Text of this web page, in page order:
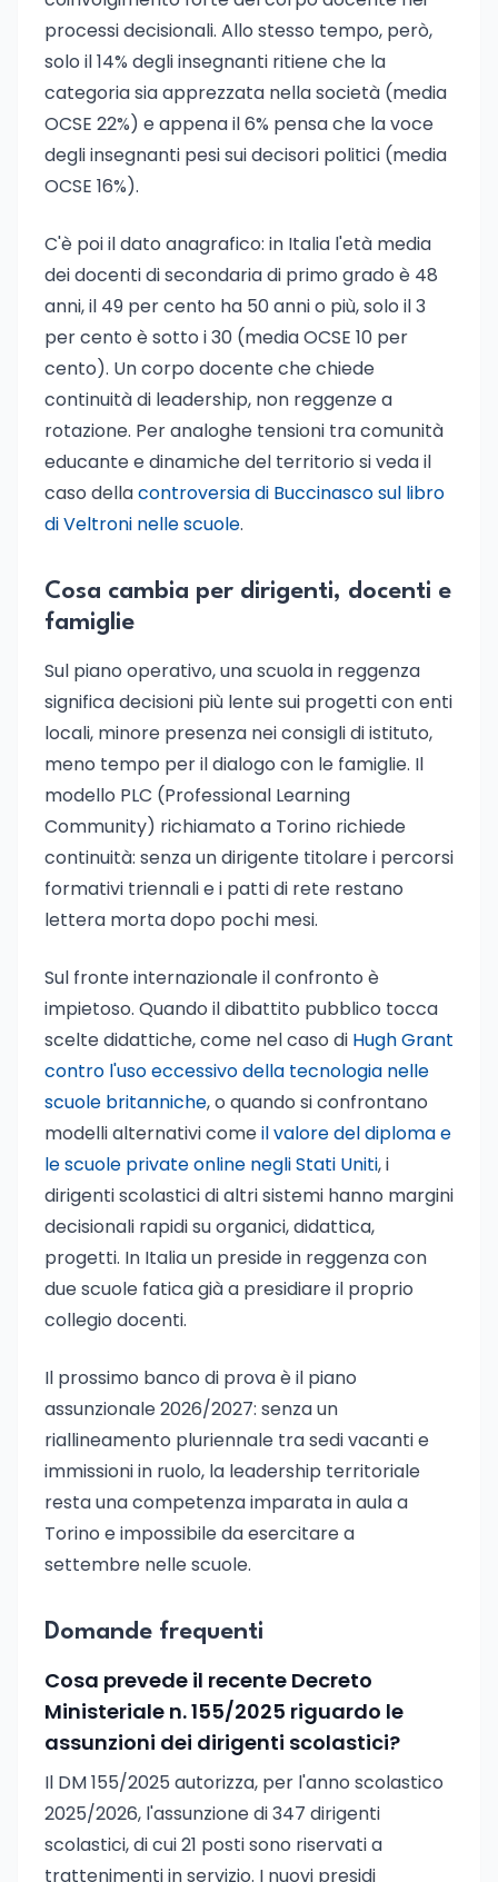
processi decisionali. Allo stesso tempo, però,
solo il 14% degli insegnanti ritiene che la
categoria sia apprezzata nella società (media
OCSE 22%) e appena il 6% pensa che la voce
degli insegnanti pesi sui decisori politici (media
OCSE 16%).
C'è poi il dato anagrafico: in Italia l'età media
dei docenti di secondaria di primo grado è 48
anni, il 49 per cento ha 50 anni o più, solo il 3
per cento è sotto i 30 (media OCSE 10 per
cento). Un corpo docente che chiede
continuità di leadership, non reggenze a
rotazione. Per analoghe tensioni tra comunità
educante e dinamiche del territorio si veda il
caso dellacontroversia di Buccinasco sul libro
di Veltroni nelle scuole.
Cosa cambia per dirigenti, docenti e
famiglie
Sul piano operativo, una scuola in reggenza
significa decisioni più lente sui progetti con enti
locali, minore presenza nei consigli di istituto,
meno tempo per il dialogo con le famiglie. Il
modello PLC (Professional Learning
Community) richiamato a Torino richiede
continuità: senza un dirigente titolare i percorsi
formativi triennali e i patti di rete restano
lettera morta dopo pochi mesi.
Sul fronte internazionale il confronto è
impietoso. Quando il dibattito pubblico tocca
scelte didattiche, come nel caso di Hugh Grant
contro l'uso eccessivo della tecnologia nelle
scuole britanniche, o quando si confrontano
modelli alternativi comeil valore del diploma e
le scuole private online negli Stati Uniti, i
dirigenti scolastici di altri sistemi hanno margini
decisionali rapidi su organici, didattica,
progetti. In Italia un preside in reggenza con
due scuole fatica già a presidiare il proprio
collegio docenti.
Il prossimo banco di prova è il piano
assunzionale 2026/2027: senza un
riallineamento pluriennale tra sedi vacanti e
immissioni in ruolo, la leadership territoriale
resta una competenza imparata in aula a
Torino e impossibile da esercitare a
settembre nelle scuole.
Domande frequenti
Cosa prevede il recente Decreto
Ministeriale n. 155/2025 riguardo le
assunzioni dei dirigenti scolastici?
Il DM 155/2025 autorizza, per l'anno scolastico
2025/2026, l'assunzione di 347 dirigenti
scolastici, di cui 21 posti sono riservati a
trattenimenti in servizio. I nuovi presidi